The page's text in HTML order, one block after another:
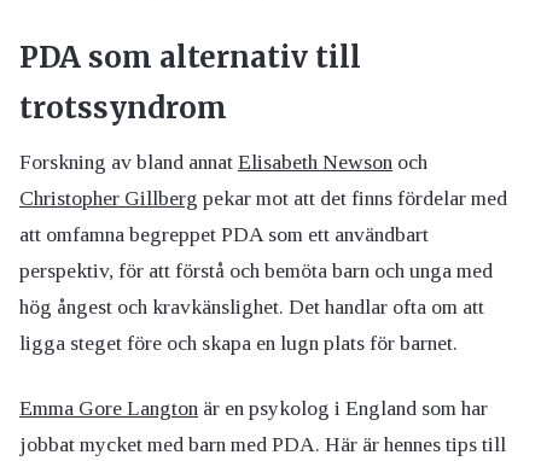
PDA som alternativ till
trotssyndrom
Forskning av bland annat Elisabeth Newson och
Christopher Gillberg pekar mot att det finns fördelar med
att omfamna begreppet PDA som ett användbart
perspektiv, för att förstå och bemöta barn och unga med
hög ångest och kravkänslighet. Det handlar ofta om att
ligga steget före och skapa en lugn plats för barnet.
Emma Gore Langton är en psykolog i England som har
jobbat mycket med barn med PDA. Här är hennes tips till